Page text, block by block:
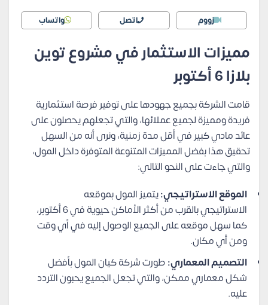
زووم اتصل واتساب
مميزات الاستثمار في مشروع توين
بلازا 6 أكتوبر
قامت الشركة بجميع جهودها على توفير فرصة استثمارية
فريدة ومميزة لجميع عملائها، والتي تجعلهم يحصلون على
عائد مادي كبير في أقل مدة زمنية، ونرى أنه من السهل
تحقيق هذا بفضل المميزات المتنوعة المتوفرة داخل المول،
والتي جاءت على النحو التالي:
الموقع الاستراتيجي:يتميز المول بموقعه
الاستراتيجي بالقرب من أكثر الأماكن حيوية في 6 أكتوبر،
كما سهل موقعه على الجميع الوصول إليه في أي وقت
ومن أي مكان.
التصميم المعماري:طورت شركة كيان المول بأفضل
شكل معماري ممكن، والتي تجعل الجميع يحبون التردد
عليه.